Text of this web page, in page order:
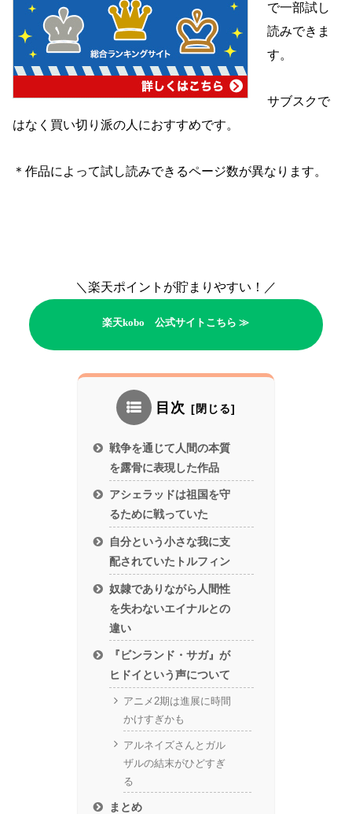
で一部試し
読みできま
す。
サブスクで
はなく買い切り派の人におすすめです。
＊作品によって試し読みできるページ数が異なります。
＼楽天ポイントが貯まりやすい！／
楽天kobo 公式サイトこちら ≫
目次
戦争を通じて人間の本質
を露骨に表現した作品
アシェラッドは祖国を守
るために戦っていた
自分という小さな我に支
配されていたトルフィン
奴隷でありながら人間性
を失わないエイナルとの
違い
『ビンランド・サガ』が
ヒドイという声について
アニメ2期は進展に時間
かけすぎかも
アルネイズさんとガル
ザルの結末がひどすぎ
る
まとめ